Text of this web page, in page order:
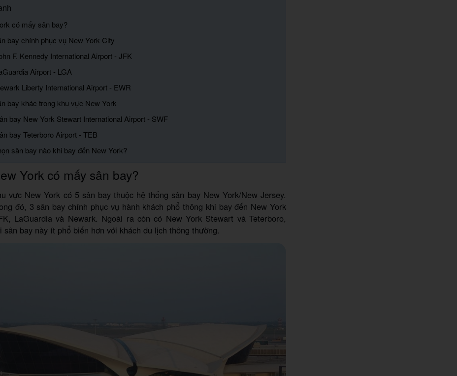
có mấy sân bay?
bay chính phục vụ New York City
F. Kennedy International Airport - JFK
Airport - LGA
Liberty International Airport - EWR
bay khác trong khu vực New York
bay New York Stewart International Airport - SWF
bay Teterboro Airport - TEB
sân bay nào khi bay đến New York?
York có mấy sân bay?
vực New York có 5 sân bay thuộc hệ thống sân bay New York/New Jersey.
đó, 3 sân bay chính phục vụ hành khách phổ thông khi bay đến New York
LaGuardia và Newark. Ngoài ra còn có New York Stewart và Teterboro,
sân bay này ít phổ biến hơn với khách du lịch thông thường.